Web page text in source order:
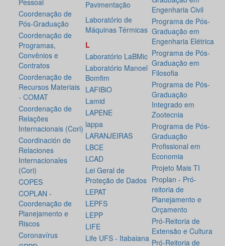
Pessoal
Coordenação de
Pós-Graduação
Coordenação de
Programas,
Convênios e
Contratos
Coordenação de
Recursos Materiais
- COMAT
Coordenação de
Relações
Internacionais (Cori)
Coordinación de
Relaciones
Internacionales
(Cori)
COPES
COPLAN -
Coordenação de
Planejamento e
Riscos
Coronavírus
Pavimentação
Laboratório de
Máquinas Térmicas
L
Laboratório LaBMic
Laboratório Manoel
Bomfim
LAFIBiO
Lamid
LAPENE
lappa
LARANJEIRAS
LBCE
LCAD
Lei Geral de
Proteção de Dados
LEPAT
LEPFS
LEPP
LIFE
Life UFS - Itabaiana
Engenharia Civil
Programa de Pós-
Graduação em
Engenharia Elétrica
Programa de Pós-
Graduação em
Filosofia
Programa de Pós-
Graduação
Integrado em
Zootecnia
Programa de Pós-
Graduação
Profissional em
Economia
Projeto Mais TI
Proplan - Pró-
reitoria de
Planejamento e
Orçamento
Pró-Reitoria de
Extensão e Cultura
Pró-Reitoria de